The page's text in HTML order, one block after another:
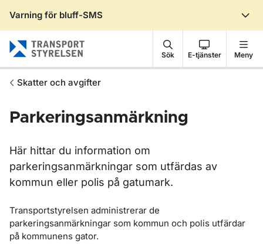
Varning för bluff-SMS
Sök E-tjänster Meny
Skatter och avgifter
Parkeringsanmärkning
Här hittar du information om
parkeringsanmärkningar som utfärdas av
kommun eller polis på gatumark.
Transportstyrelsen administrerar de
parkeringsanmärkningar som kommun och polis utfärdar
på kommunens gator.